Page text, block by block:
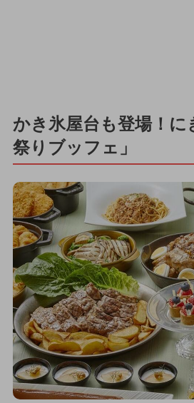
かき氷屋台も登場！に
祭りブッフェ」